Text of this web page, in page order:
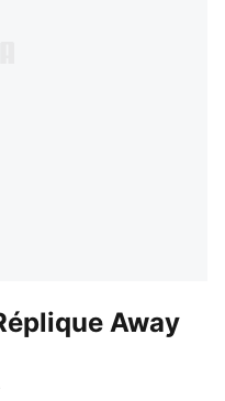
Away